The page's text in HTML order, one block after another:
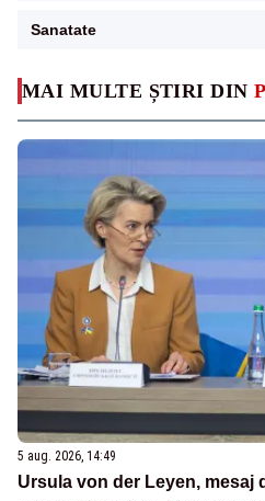
MAI MULTE ȘTIRI DIN
5 aug. 2026, 14:49
Ursula von der Leyen, mesaj
Sanatate